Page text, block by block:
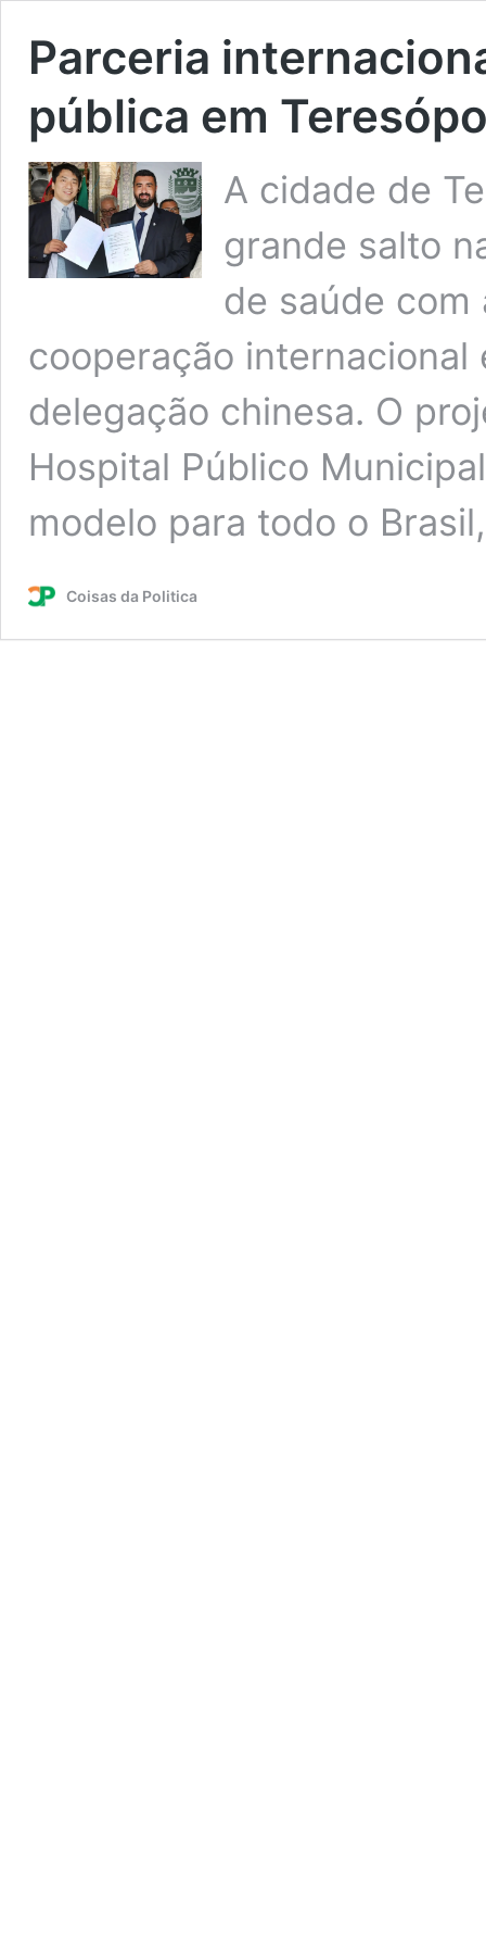
Parceria
pública em
A cidade de
grande salto
de saúde com
cooperação internacional
delegação chinesa. O
Hospital Público
modelo para todo o
Coisas da Politica